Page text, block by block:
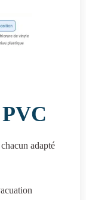
adapté